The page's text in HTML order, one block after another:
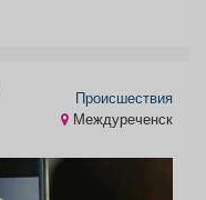
Происшествия
Междуреченск